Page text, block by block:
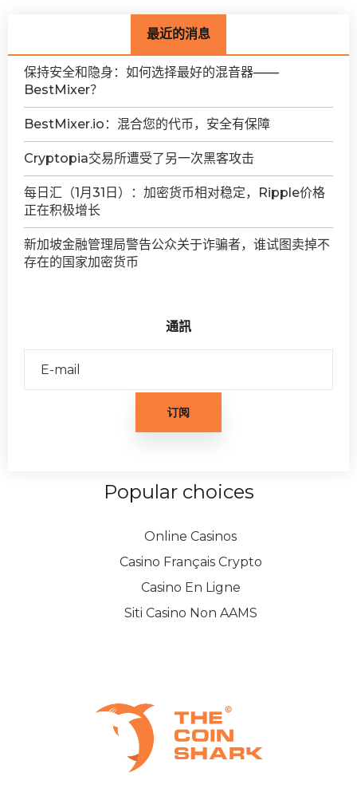
最近的消息
保持安全和隐身：如何选择最好的混音器——
BestMixer？
BestMixer.io：混合您的代币，安全有保障
Cryptopia交易所遭受了另一次黑客攻击
每日汇（1月31日）：加密货币相对稳定，Ripple价格
正在积极增长
新加坡金融管理局警告公众关于诈骗者，谁试图卖掉不
存在的国家加密货币
通訊
Popular choices
Online Casinos
Casino Français Crypto
Casino En Ligne
Siti Casino Non AAMS